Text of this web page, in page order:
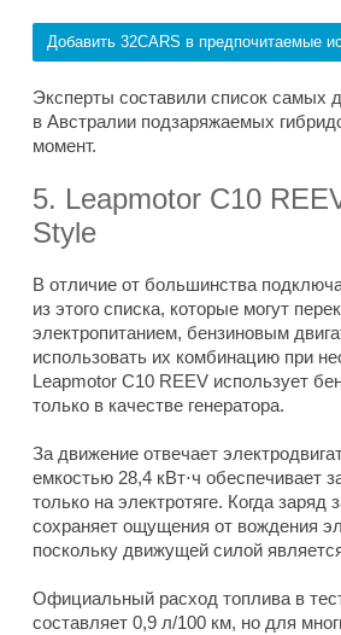
Добавить 32CARS в предпочитаемые
Эксперты составили список самых
в Австралии подзаряжаемых
момент.
5. Leapmotor C10
Style
В отличие от большинства
из этого списка, которые могут
электропитанием, бензиновым
использовать их комбинацию при
Leapmotor C10 REEV использует
только в качестве генератора.
За движение отвечает
емкостью 28,4 кВт⋅ч обеспечивает
только на электротяге. Когда заряд
сохраняет ощущения от вождения
поскольку движущей силой
Официальный расход топлива в
составляет 0,9 л/100 км, но для